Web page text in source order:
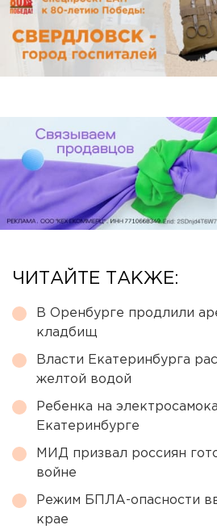
ЧИТАЙТЕ ТАКЖЕ:
В Оренбурге продлили
кладбищ
Власти Екатеринбурга
желтой водой
Ребенка на
Екатеринбурге
МИД призвал россиян
войне
Режим БПЛА-опасности
крае